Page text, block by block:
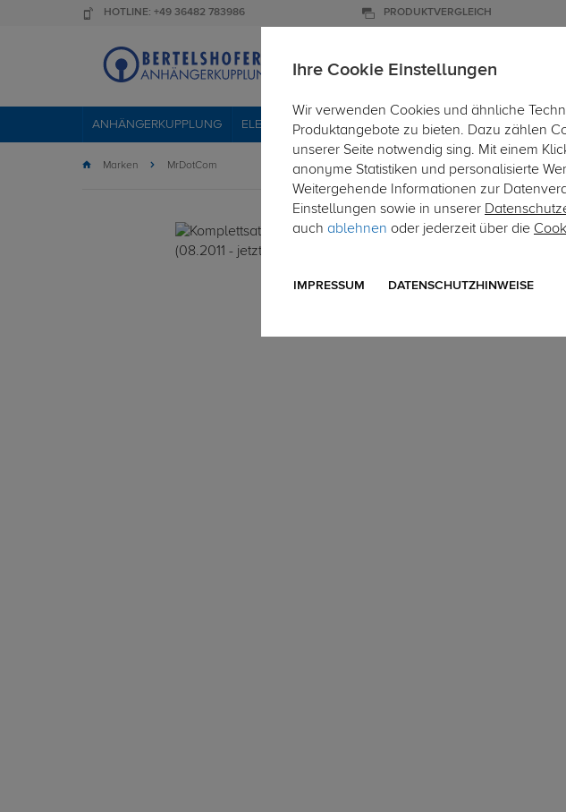
HOTLINE: +49 36482 783986 PRODUKTVERGLEICH
ANHÄNGERKUPPLUNG ELEKTROSÄTZE DACHTRÄGER DACHBOXEN
Marken MrDotCom
Ihre Cookie Einstellungen
Wir verwenden Cookies und ähnliche
Produktangebote zu bieten. Dazu zählen
unserer Seite notwendig sing. Mit einem
anonyme Statistiken und personalisierte
Weitergehende Informationen zur
Einstellungen sowie in unserer
auch ablehnen oder jederzeit über die
IMPRESSUM DATENSCHUTZHINWEISE